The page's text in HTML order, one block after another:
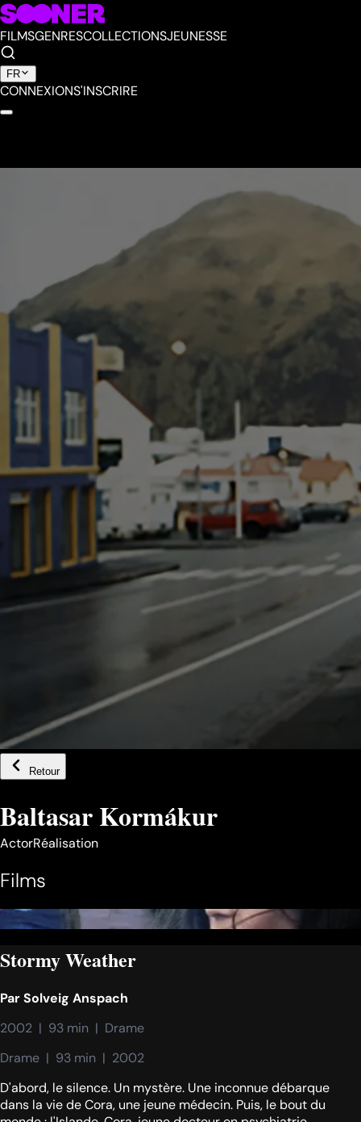
FILMSGENRESCOLLECTIONSJEUNESSE
FR
CONNEXIONS'INSCRIRE
Retour
Baltasar Kormákur
ActorRéalisation
Films
Stormy Weather
ParSolveig Anspach
2002  |  93 min  |  Drame
Drame  |  93 min  |  2002
D'abord, le silence. Un mystère. Une inconnue débarque
dans la vie de Cora, une jeune médecin. Puis, le bout du